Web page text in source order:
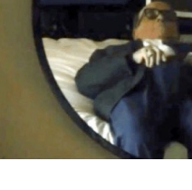
PODCAST
NEWSLETTER
I MIEI PREFERITI